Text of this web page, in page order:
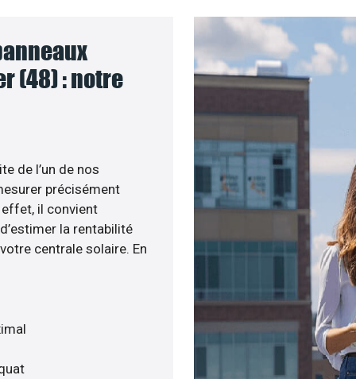
(48) : notre
de l’un de nos
précisément
effet, il convient
la rentabilité
centrale solaire. En